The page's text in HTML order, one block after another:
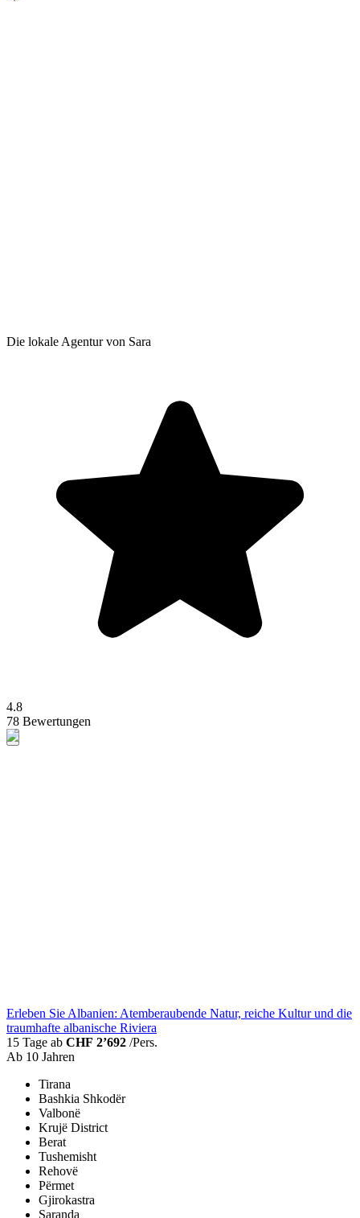
Die lokale Agentur von Sara
4.8
78 Bewertungen
Erleben Sie Albanien: Atemberaubende Natur, reiche Kultur und die
traumhafte albanische Riviera
15 Tage ab CHF 2’692 /Pers.
Ab 10 Jahren
Tirana
Bashkia Shkodër
Valbonë
Krujë District
Berat
Tushemisht
Rehovë
Përmet
Gjirokastra
Saranda